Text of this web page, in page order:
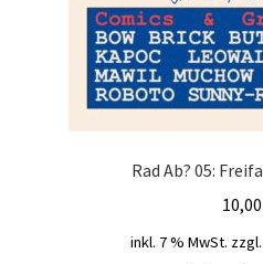
Rad Ab? 05:
10,00
inkl. 7 % MwSt. zzgl.